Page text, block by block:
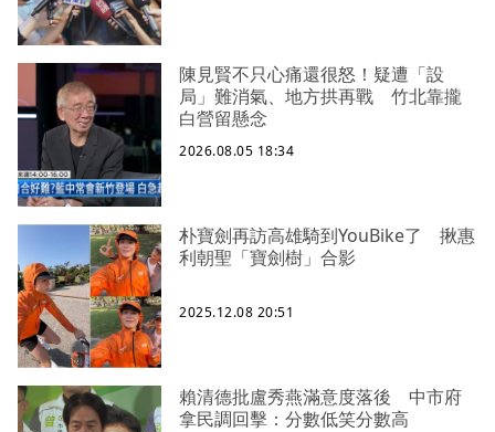
陳見賢不只心痛還很怒！疑遭「設
局」難消氣、地方拱再戰 竹北靠攏
白營留懸念
2026.08.05 18:34
朴寶劍再訪高雄騎到YouBike了 揪惠
利朝聖「寶劍樹」合影
2025.12.08 20:51
賴清德批盧秀燕滿意度落後 中市府
拿民調回擊：分數低笑分數高